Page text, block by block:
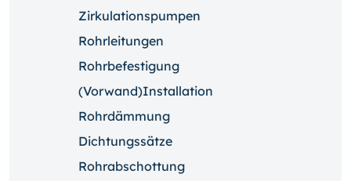
Zirkulationspumpen
Rohrleitungen
Rohrbefestigung
(Vorwand)Installation
Rohrdämmung
Dichtungssätze
Rohrabschottung